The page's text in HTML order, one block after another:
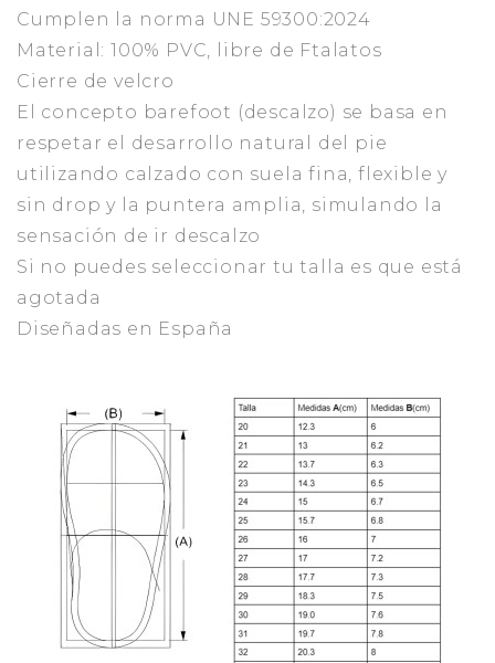
Cumplen la norma UNE 59300:2024
Material: 100% PVC, libre de Ftalatos
Cierre de velcro
El concepto barefoot (descalzo) se basa en
respetar el desarrollo natural del pie
utilizando calzado con suela fina, flexible y
sin drop y la puntera amplia, simulando la
sensación de ir descalzo
Si no puedes seleccionar tu talla es que está
agotada
Diseñadas en España